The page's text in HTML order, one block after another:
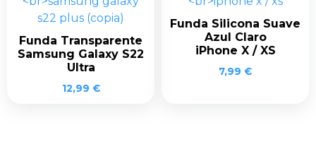
Funda Transparente
Samsung Galaxy S22
Ultra
12,99 €
Funda Silicona Suave
Azul Claro
iPhone X / XS
7,99 €